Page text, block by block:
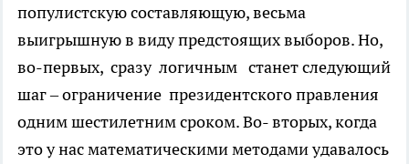
популистскую составляющую, весьма
выигрышную в виду предстоящих выборов. Но,
во-первых, сразу логичным станет следующий
шаг – ограничение президентского правления
одним шестилетним сроком. Во- вторых, когда
это у нас математическими методами удавалось